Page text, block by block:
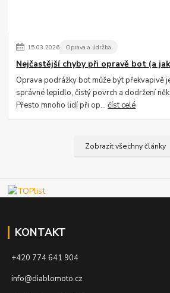
15.03.2026 Oprava a údržba
Nejčastější chyby při opravě bot (a
Oprava podrážky bot může být překvapivě
správné lepidlo, čistý povrch a dodržení
Přesto mnoho lidí při op...číst celé
Zobrazit všechny články
KONTAKT
+420 774 641 904
info@diablomoto.cz